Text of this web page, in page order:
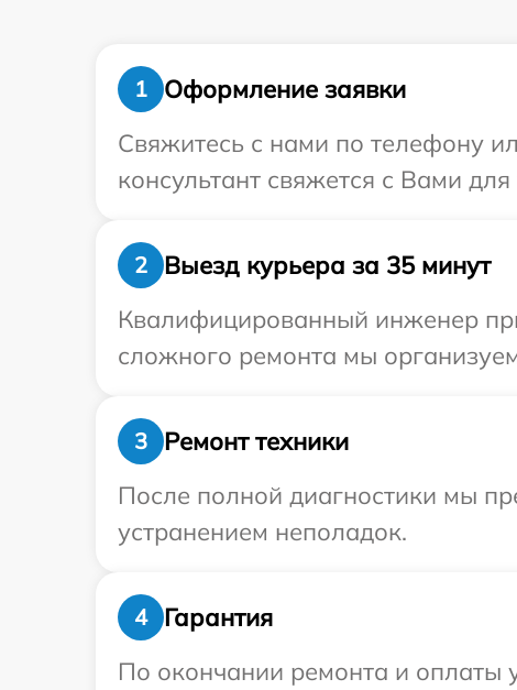
1
Оформление заявки
Свяжитесь с нами по телефону
консультант свяжется с Вами
2
Выезд курьера за 35 минут
Квалифицированный инженер
сложного ремонта мы
3
Ремонт техники
После полной диагностики мы
устранением неполадок.
4
Гарантия
По окончании ремонта и оплаты